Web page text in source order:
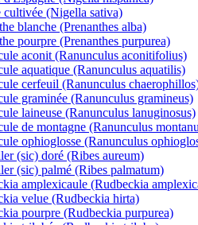
(Nigella sativa)
blanche (Prenanthes alba)
pourpre (Prenanthes purpurea)
aconit (Ranunculus aconitifolius)
aquatique (Ranunculus aquatilis)
cerfeuil (Ranunculus
graminée (Ranunculus gramineus)
laineuse (Ranunculus lanuginosus)
de montagne (Ranunculus
ophioglosse (Ranunculus
(sic) doré (Ribes aureum)
(sic) palmé (Ribes palmatum)
amplexicaule (Rudbeckia
velue (Rudbeckia hirta)
pourpre (Rudbeckia purpurea)